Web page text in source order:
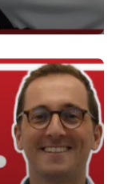
novità della più
Oggi, la
di…